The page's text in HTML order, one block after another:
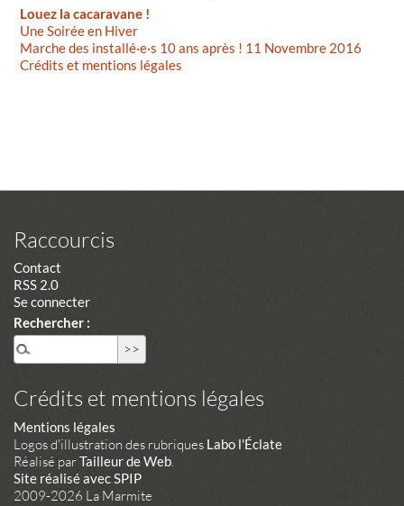
Louez la cacaravane !
Une Soirée en Hiver
Marche des installé·e·s 10 ans après ! 11 Novembre 2016
Crédits et mentions légales
Raccourcis
Contact
RSS 2.0
Se connecter
Rechercher :
Crédits et mentions légales
Mentions légales
Logos d'illustration des rubriques Labo l'Éclate
Réalisé parTailleur de Web
Site réalisé avec SPIP
2009-2026 La Marmite